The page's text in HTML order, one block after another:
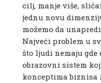
cilj, manje više,
jednu novu
možemo da
Najveći problem u
što ljudi nemaju
obrazovni sistem
konceptima